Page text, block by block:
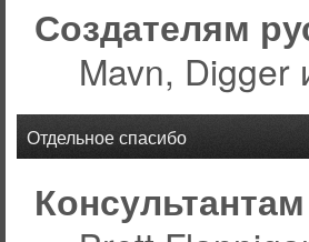
Создателям
Mavn, Digger
Отдельное спасибо
Консультантам